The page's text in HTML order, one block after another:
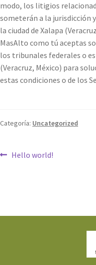
modo, los litigios
someterán a la jurisdicción
la ciudad de Xalapa
MasAlto como tú aceptas
los tribunales federales o
(Veracruz, México) para
estas condiciones o de los
Categoría: Uncategorized
Hello world!